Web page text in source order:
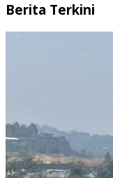
Berita Terkini